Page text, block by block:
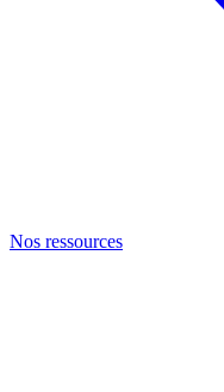
Nos ressources